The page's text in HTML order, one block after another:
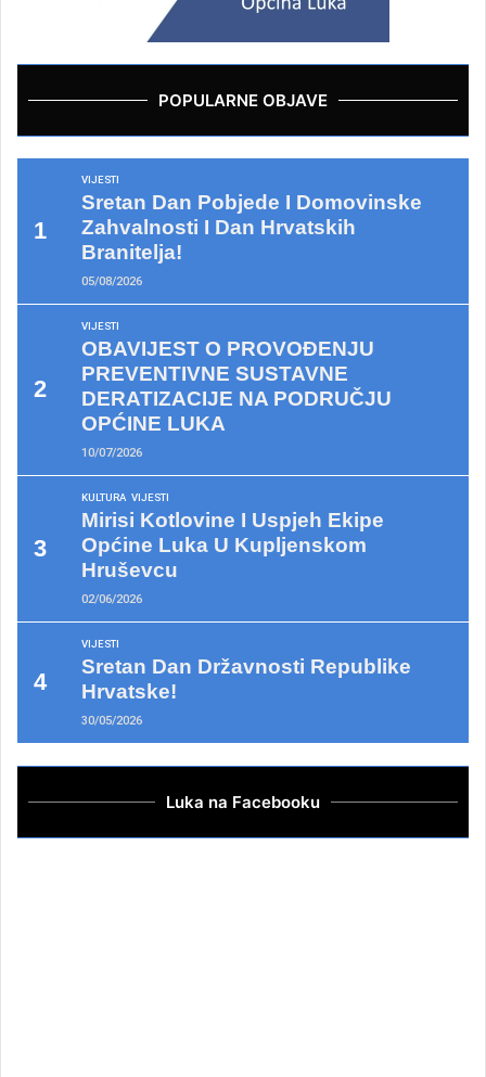
POPULARNE OBJAVE
VIJESTI
Sretan Dan Pobjede I Domovinske
Zahvalnosti I Dan Hrvatskih
Branitelja!
05/08/2026
VIJESTI
OBAVIJEST O PROVOĐENJU
PREVENTIVNE SUSTAVNE
DERATIZACIJE NA PODRUČJU
OPĆINE LUKA
10/07/2026
KULTURA VIJESTI
Mirisi Kotlovine I Uspjeh Ekipe
Općine Luka U Kupljenskom
Hruševcu
02/06/2026
VIJESTI
Sretan Dan Državnosti Republike
Hrvatske!
30/05/2026
Luka na Facebooku